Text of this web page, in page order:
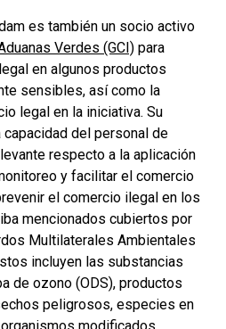
es también un socio activo
Verdes (GCI) para
en algunos productos
sensibles, así como la
legal en la iniciativa. Su
del personal de
respecto a la aplicación
y facilitar el comercio
el comercio ilegal en los
mencionados cubiertos por
Multilaterales Ambientales
incluyen las substancias
de ozono (ODS), productos
peligrosos, especies en